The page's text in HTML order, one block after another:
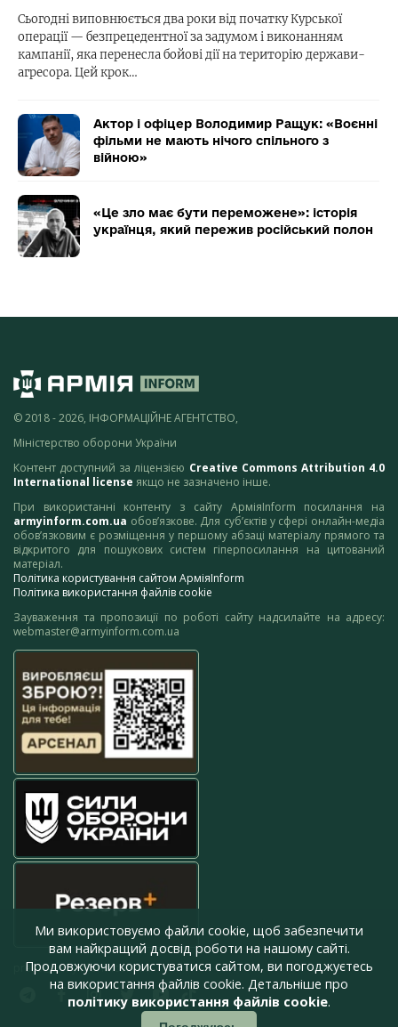
Сьогодні виповнюється два роки від початку Курської
операції — безпрецедентної за задумом і виконанням
кампанії, яка перенесла бойові дії на територію держави-
агресора. Цей крок…
Актор і офіцер Володимир Ращук: «Воєнні
фільми не мають нічого спільного з
війною»
«Це зло має бути переможене»: історія
українця, який пережив російський полон
© 2018 - 2026, ІНФОРМАЦІЙНЕ АГЕНТСТВО,
Міністерство оборони України
Контент доступний за ліцензією Creative Commons Attribution 4.0
International license якщо не зазначено інше.
При використанні контенту з сайту АрміяInform посилання на
armyinform.com.ua обов’язкове. Для суб’єктів у сфері онлайн-медіа
обов’язковим є розміщення у першому абзаці матеріалу прямого та
відкритого для пошукових систем гіперпосилання на цитований
матеріал.
Політика користування сайтом АрміяInform
Політика використання файлів cookie
Зауваження та пропозиції по роботі сайту надсилайте на адресу:
webmaster@armyinform.com.ua
press@armyinform.com.ua
Ми використовуємо файли cookie, щоб забезпечити
вам найкращий досвід роботи на нашому сайті.
Продовжуючи користуватися сайтом, ви погоджуєтесь
на використання файлів cookie. Детальніше про
політику використання файлів cookie.